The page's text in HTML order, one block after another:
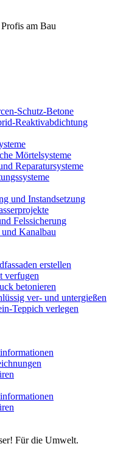
am Bau
Schutz-Betone
Reaktivab­dichtung
Mörtelsysteme
Reparatursysteme
und Instandsetzung
Felssicherung
Kanalbau
erstellen
verfugen
betonieren
ver- und untergießen
Teppich verlegen
Für die Umwelt.